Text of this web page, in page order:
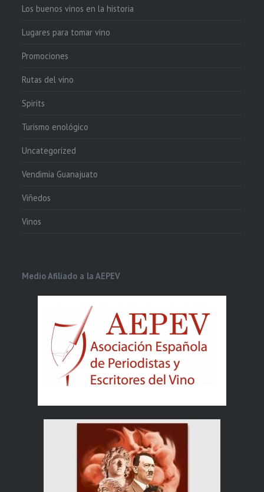
Los buenos vinos en la historia
Lugares para tomar vino
Promociones
Rutas del vino
Spirits
Turismo enológico
Uncategorized
Vendimia Guanajuato
Viñedos
Vinos
Medio Afiliado a la AEPEV